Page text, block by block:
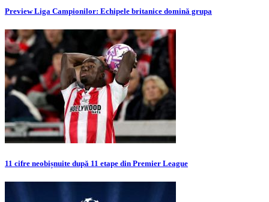
Preview Liga Campionilor: Echipele britanice domină grupa
11 cifre neobișnuite după 11 etape din Premier League